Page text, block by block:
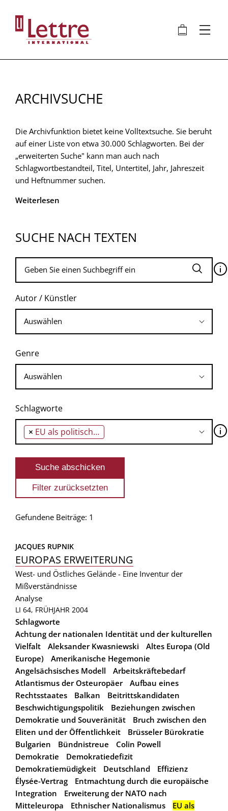
Inhalt
🛍 ⋮
ARCHIVSUCHE
Die Archivfunktion bietet keine Volltextsuche. Sie beruht
auf einer Liste von etwa 30.000 Schlagworten. Bei der
„erweiterten Suche" kann man auch nach
Schlagwortbestandteil, Titel, Untertitel, Jahr, Jahreszeit
und Heftnummer suchen.
Weiterlesen
SUCHE NACH TEXTEN
🛈
Autor / Künstler
Genre
Schlagworte
× EU als politischer Raum 🛈
Gefundene Beiträge: 1
JACQUES RUPNIK
EUROPAS ERWEITERUNG
West- und Östliches Gelände - Eine Inventur der
Mißverständnisse
Analyse
LI 64, FRÜHJAHR 2004
Schlagworte
Achtung der nationalen Identität und der kulturellen
Vielfalt
Aleksander Kwasniewski
Altes Europa (Old
Europe)
Amerikanische Hegemonie
Angelsächsisches Modell
Arbeitskräftebedarf
Atlantismus der Osteuropäer
Aufbau eines
Rechtsstaates
Balkan
Beitrittskandidaten
Beschwichtigungspolitik
Beziehungen zwischen
Demokratie und Souveränität
Bruch zwischen den
Eliten und der Öffentlichkeit
Brüsseler Bürokratie
Bulgarien
Bündnistreue
Colin Powell
Demokratie
Demokratiedefizit
Demokratiemüdigkeit
Deutschland
Effizienz
Élysée-Vertrag
Entmachtung durch die europäische
Integration
Erweiterung der NATO nach
Mitteleuropa
Ethnischer Nationalismus
EU als